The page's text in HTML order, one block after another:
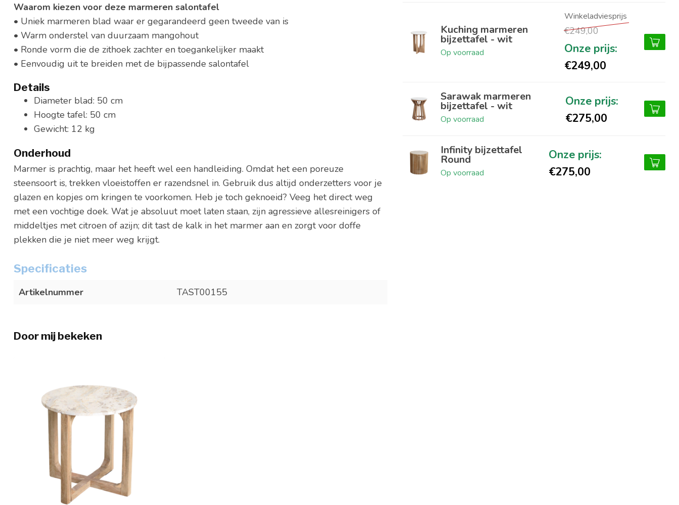
Waarom kiezen voor deze marmeren salontafel
• Uniek marmeren blad waar er gegarandeerd geen tweede van is
• Warm onderstel van duurzaam mangohout
• Ronde vorm die de zithoek zachter en toegankelijker maakt
• Eenvoudig uit te breiden met de bijpassende salontafel
Details
Diameter blad: 50 cm
Hoogte tafel: 50 cm
Gewicht: 12 kg
Onderhoud
Marmer is prachtig, maar het heeft wel een handleiding. Omdat het een poreuze
steensoort is, trekken vloeistoffen er razendsnel in. Gebruik dus altijd onderzetters voor je
glazen en kopjes om kringen te voorkomen. Heb je toch geknoeid? Veeg het direct weg
met een vochtige doek. Wat je absoluut moet laten staan, zijn agressieve allesreinigers of
middeltjes met citroen of azijn; dit tast de kalk in het marmer aan en zorgt voor doffe
plekken die je niet meer weg krijgt.
Specificaties
Artikelnummer TAST00155
Kuching marmeren
bijzettafel - wit
Op voorraad
€249,00
€249,00
Sarawak marmeren
bijzettafel - wit
Op voorraad €275,00
Infinity bijzettafel
Round
Op voorraad €275,00
Door mij bekeken